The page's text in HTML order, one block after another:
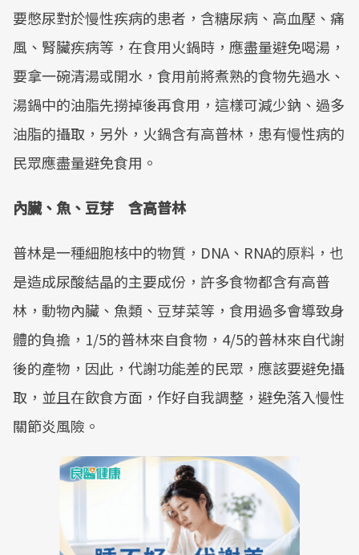
要憋尿對於慢性疾病的患者，含糖尿病、高血壓、痛
風、腎臟疾病等，在食用火鍋時，應盡量避免喝湯，
要拿一碗清湯或開水，食用前將煮熟的食物先過水、
湯鍋中的油脂先撈掉後再食用，這樣可減少鈉、過多
油脂的攝取，另外，火鍋含有高普林，患有慢性病的
民眾應盡量避免食用。
內臟、魚、豆芽 含高普林
普林是一種細胞核中的物質，DNA、RNA的原料，也
是造成尿酸結晶的主要成份，許多食物都含有高普
林，動物內臟、魚類、豆芽菜等，食用過多會導致身
體的負擔，1/5的普林來自食物，4/5的普林來自代謝
後的產物，因此，代謝功能差的民眾，應該要避免攝
取，並且在飲食方面，作好自我調整，避免落入慢性
關節炎風險。